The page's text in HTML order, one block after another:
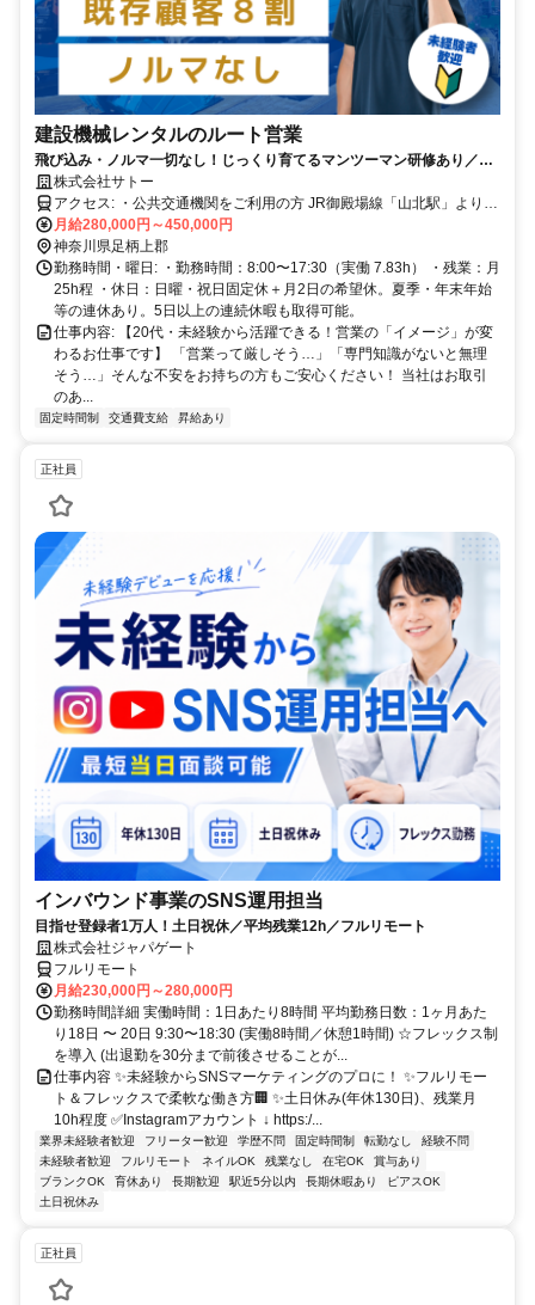
建設機械レンタルのルート営業
飛び込み・ノルマ一切なし！じっくり育てるマンツーマン研修あり／創
業45年の安定企業で安心スタート
株式会社サトー
アクセス: ・公共交通機関をご利用の方 JR御殿場線「山北駅」より徒
歩約10分。 駅チカなので、電車通勤のスタッフも在籍しています。
・車・バイク・自転車通勤をご利用の方 マイカー通勤OK（無料駐車
場完備） 国道246号線からのアクセスも良く、山北町内はもちろん、
小田原市、南足柄市、秦野市、静岡県小山町などから通勤しているメ
ンバーも多いです。 渋滞ストレスの少ないルートで快適に通勤でき
ます。
月給280,000円～450,000円
神奈川県足柄上郡
勤務時間・曜日: ・勤務時間：8:00〜17:30（実働 7.83h） ・残業：月
25h程 ・休日：日曜・祝日固定休＋月2日の希望休。夏季・年末年始
等の連休あり。5日以上の連続休暇も取得可能。
仕事内容: 【20代・未経験から活躍できる！営業の「イメージ」が変
わるお仕事です】 「営業って厳しそう…」「専門知識がないと無理
そう…」そんな不安をお持ちの方もご安心ください！ 当社はお取引
のあ...
固定時間制 交通費支給 昇給あり
正社員
インバウンド事業のSNS運用担当
目指せ登録者1万人！土日祝休／平均残業12h／フルリモート
株式会社ジャパゲート
フルリモート
月給230,000円～280,000円
勤務時間詳細 実働時間：1日あたり8時間 平均勤務日数：1ヶ月あた
り18日 〜 20日 9:30〜18:30 (実働8時間／休憩1時間) ☆フレックス制
を導入 (出退勤を30分まで前後させることが...
仕事内容 ✨未経験からSNSマーケティングのプロに！ ✨フルリモー
ト＆フレックスで柔軟な働き方🏢 ✨土日休み(年休130日)、残業月
10h程度 ✅Instagramアカウント ↓ https:/...
業界未経験者歓迎 フリーター歓迎 学歴不問 固定時間制 転勤なし
経験不問
未経験者歓迎
フルリモート ネイルOK 残業なし 在宅OK
賞与あり
ブランクOK
育休あり 長期歓迎 駅近5分以内 長期休暇あり
ピアスOK
土日祝休み
正社員